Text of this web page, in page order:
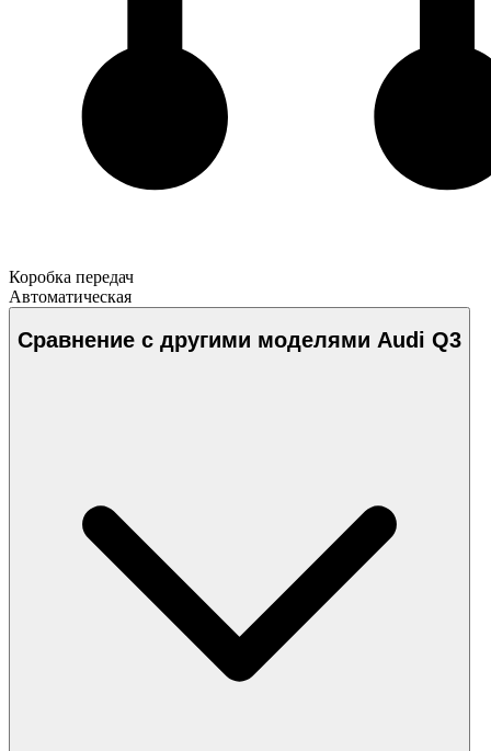
Коробка передач
Автоматическая
Сравнение с другими моделями Audi Q3